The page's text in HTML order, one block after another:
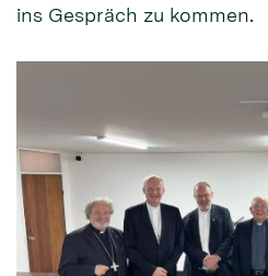
ins Gespräch zu kommen.